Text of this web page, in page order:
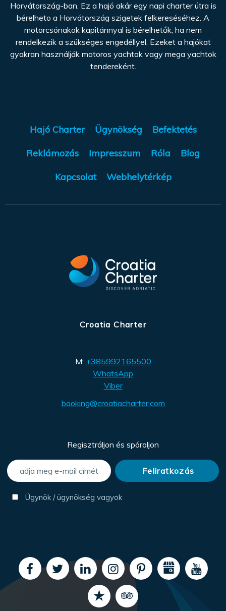
Horvátország-ban. Ez a hajó akár egy napi charter útra is
bérelheto a Horvátország szigetek felkereséséhez. A
motorcsónakok kapitánnyal is bérelhetők, ha nem
rendelkezik a szükséges engedéllyel. Ezeket a hajókat
gyakran használják motoros yachtok vagy mega yachtok
tendereként.
Hajó Charter Ügynökség Befektetés
Reklámozás Impresszum Róla Blog
Kapcsolat Webhelytérkép
Croatia Charter
M: +385992165500
WhatsApp
Viber
booking@croatiacharter.com
Regisztráljon és spóroljon
Ügynök / ügynökség vagyok